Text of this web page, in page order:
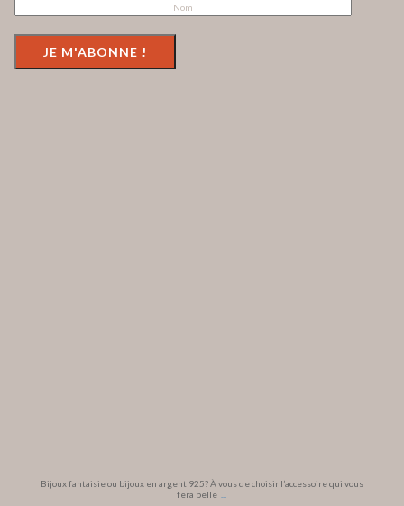
Bijoux fantaisie ou bijoux en argent 925? À vous de choisir l’accessoire qui vous
fera belle